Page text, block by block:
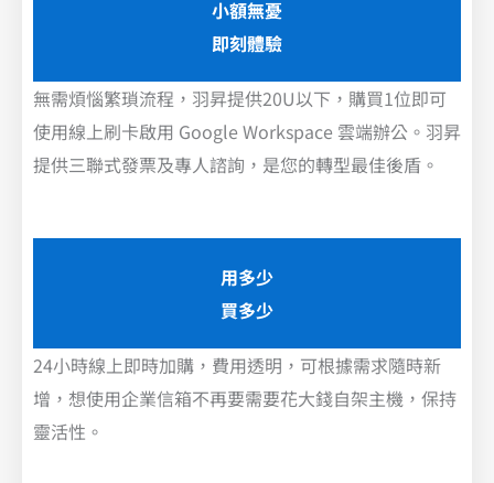
小額無憂
即刻體驗
無需煩惱繁瑣流程，羽昇提供20U以下，購買1位即可
使用線上刷卡啟用 Google Workspace 雲端辦公。羽昇
提供三聯式發票及專人諮詢，是您的轉型最佳後盾。
用多少
買多少
24小時線上即時加購，費用透明，可根據需求隨時新
增，想使用企業信箱不再要需要花大錢自架主機，保持
靈活性。